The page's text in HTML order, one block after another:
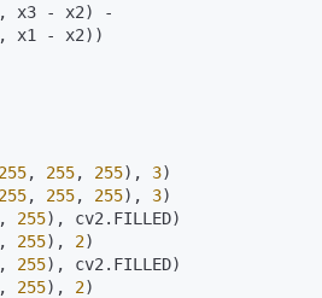
x3 - x2) -
x1 - x2))
255, 255, 255), 3)
255, 255, 255), 3)
, 255), cv2. FILLED)
, 255), 2)
, 255), cv2. FILLED)
, 255), 2)